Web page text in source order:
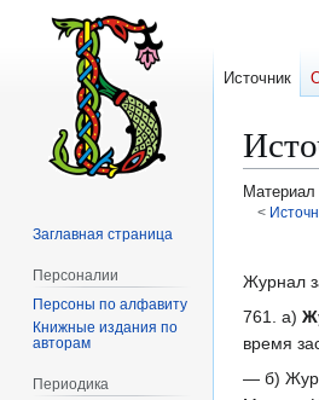
<
к
навигации
к
поиску
Журнал
761. а)
время
— б)
Источник
Заглавная страница
Персоналии
Персоны по алфавиту
Книжные издания по
авторам
Периодика